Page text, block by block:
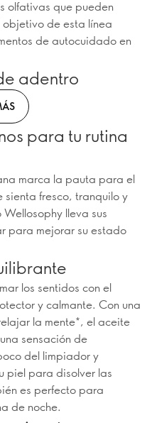
olfativas que pueden
objetivo de esta línea
de autocuidado en
adentro
para tu rutina
marca la pauta para el
sienta fresco, tranquilo y
lleva sus
para mejorar su estado
los sentidos con el
y calmante. Con una
la mente*, el aceite
sensación de
del limpiador y
piel para disolver las
es perfecto para
de noche.